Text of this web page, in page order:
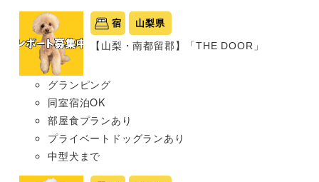
宿 山梨県
【山梨・南都留郡】「THE DOOR」
グランピング
同室宿泊OK
部屋食プランあり
プライベートドッグランあり
中型犬まで